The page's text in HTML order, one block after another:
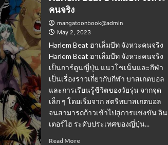
คนจริง
mangatoonbook@admin
May 2, 2023
Harlem Beat ฮาเล็มบีท จังหวะคนจริง
Harlem Beat ฮาเล็มบีท จังหวะคนจริง
เป็นการ์ตูนญี่ปุ่น แนวโชเน็นและกีฬา
เป็นเรื่องราวเกี่ยวกับกีฬา บาสเกตบอล
และการเรียนรู้ชีวิตของวัยรุ่น จากจุด
เล็ก ๆ โดยเริ่มจาก สตรีทบาสเกตบอล
จนสามารถก้าวเข้าไปสู่การแข่งขัน อิน
เตอร์ไฮ ระดับประเทศของญี่ปุ่น...
Read More